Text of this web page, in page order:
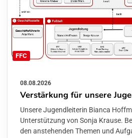
FFC
08.08.2026
Verstärkung für unsere
Unsere Jugendleiterin Bianca
Unterstützung von Sonja Krause.
den anstehenden Themen und